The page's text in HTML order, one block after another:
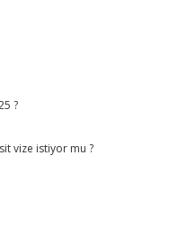
?
vize istiyor mu ?